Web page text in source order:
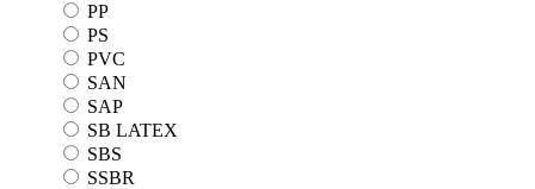
PP
PS
PVC
SAN
SAP
SB LATEX
SBS
SSBR